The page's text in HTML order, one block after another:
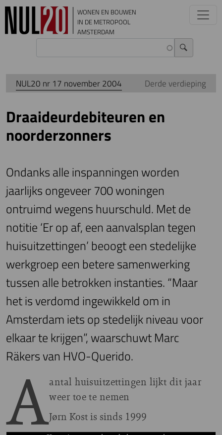
Overslaan en naar de inhoud gaan
WONEN EN BOUWEN
IN DE METROPOOL
AMSTERDAM
NUL20 nr 17 november 2004 Derde verdieping
Draaideurdebiteuren en
noorderzonners
Ondanks alle inspanningen worden
jaarlijks ongeveer 700 woningen
ontruimd wegens huurschuld. Met de
notitie ‘Er op af, een aanvalsplan tegen
huisuitzettingen’ beoogt een stedelijke
werkgroep een betere samenwerking
tussen alle betrokken instanties. “Maar
het is verdomd ingewikkeld om in
Amsterdam iets op stedelijk niveau voor
elkaar te krijgen”, waarschuwt Marc
Räkers van HVO-Querido.
Aantal huisuitzettingen lijkt dit jaar
weer toe te nemen
Jørn Kost is sinds 1999